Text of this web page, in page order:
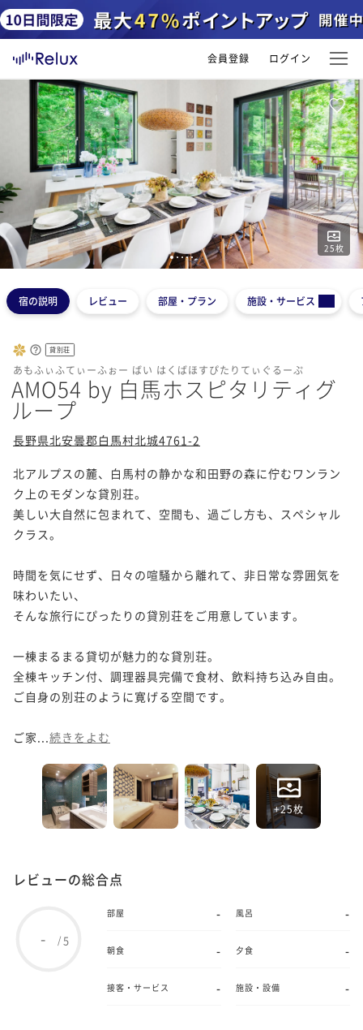
会員登録 ログイン
25枚
12345
宿の説明 レビュー 部屋・プラン 施設・サービス
貸別荘
あもふぃふてぃーふぉー ばい はくばほすぴたりてぃぐるーぷ
AMO54 by 白馬ホスピタリティグ
ループ
長野県北安曇郡白馬村北城4761-2
北アルプスの麓、白馬村の静かな和田野の森に佇むワンラン
ク上のモダンな貸別荘。
美しい大自然に包まれて、空間も、過ごし方も、スペシャル
クラス。
時間を気にせず、日々の喧騒から離れて、非日常な雰囲気を
味わいたい、
そんな旅行にぴったりの貸別荘をご用意しています。
一棟まるまる貸切が魅力的な貸別荘。
全棟キッチン付、調理器具完備で食材、飲料持ち込み自由。
ご自身の別荘のように寛げる空間です。
ご家... 続きをよむ
+25枚
レビューの総合点
- /5
部屋 - 風呂 -
朝食 - 夕食 -
接客・サービス - 施設・設備 -